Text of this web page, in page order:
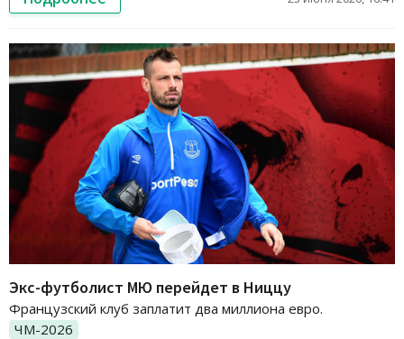
Экс-футболист МЮ перейдет в Ниццу
Французский клуб заплатит два миллиона евро.
ЧМ-2026